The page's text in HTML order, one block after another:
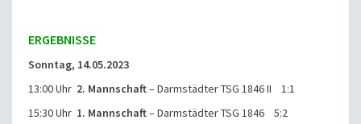
ERGEBNISSE
Sonntag, 14.05.2023
13:00 Uhr 2. Mannschaft– Darmstädter TSG 1846 II 1:1
15:30 Uhr 1. Mannschaft– Darmstädter TSG 1846 5:2